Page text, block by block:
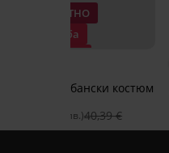
1+1 БЕЗПЛАТНО
Разпродажба
на бански костюм
(23,47 лв.)40,39 €